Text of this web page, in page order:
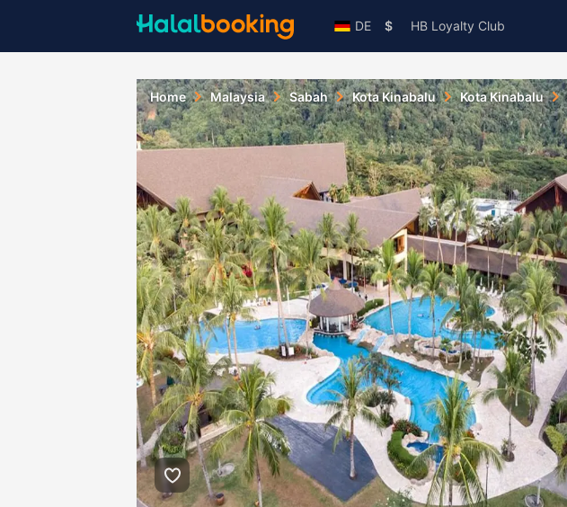
DE $ HB Loyalty Club
Home Malaysia Sabah Kota Kinabalu Kota Kinabalu